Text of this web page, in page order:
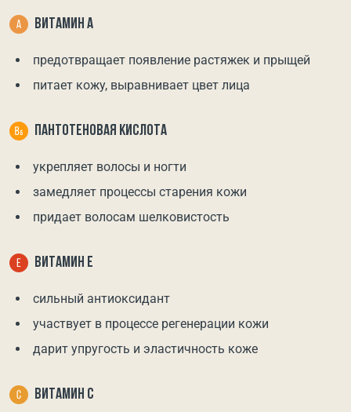
ВИТАМИН А
предотвращает появление растяжек и прыщей
питает кожу, выравнивает цвет лица
ПАНТОТЕНОВАЯ КИСЛОТА
укрепляет волосы и ногти
замедляет процессы старения кожи
придает волосам шелковистость
ВИТАМИН Е
сильный антиоксидант
участвует в процессе регенерации кожи
дарит упругость и эластичность коже
ВИТАМИН С